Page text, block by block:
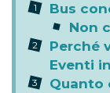
Bus
Non
Perché
Eventi
Quanto